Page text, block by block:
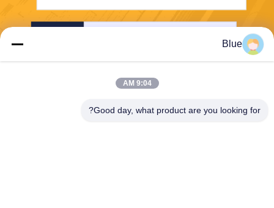
Blue
9:04 AM
Good day, what product are you looking for?